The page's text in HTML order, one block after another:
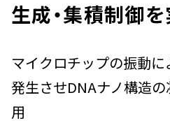
生成・集積制御
マイクロチップの振動
発生させDNAナノ構造
用